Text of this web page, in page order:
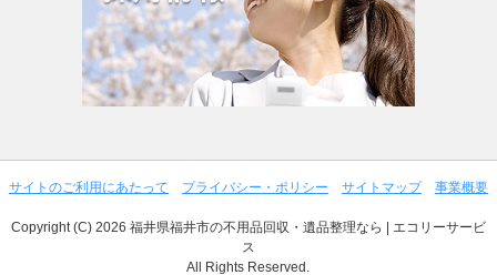
サイトのご利用にあたって プライバシー・ポリシー サイトマップ 事業概要
Copyright (C) 2026 福井県福井市の不用品回収・遺品整理なら | エコリーサービ
ス
All Rights Reserved.